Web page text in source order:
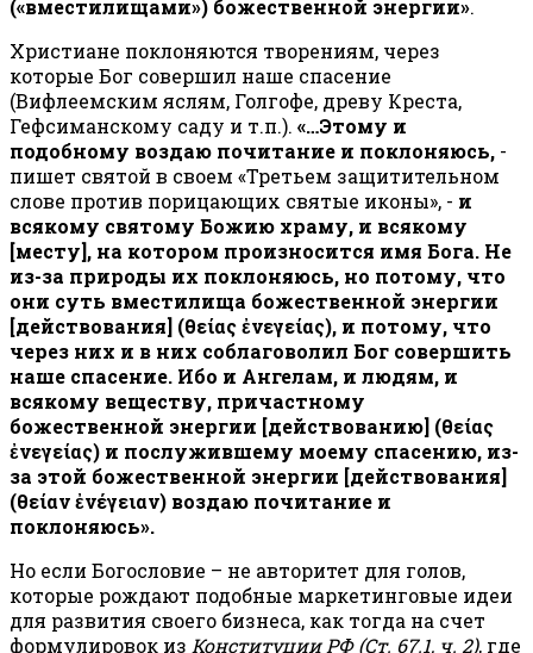
(«вместилищами») божественной энергии».
Христиане поклоняются творениям, через
которые Бог совершил наше спасение
(Вифлеемским яслям, Голгофе, древу Креста,
Гефсиманскому саду и т.п.). «…Этому и
подобному воздаю почитание и поклоняюсь, -
пишет святой в своем «Третьем защитительном
слове против порицающих святые иконы», - и
всякому святому Божию храму, и всякому
[месту], на котором произносится имя Бога. Не
из-за природы их поклоняюсь, но потому, что
они суть вместилища божественной энергии
[действования] (θείας ἐνεγείας), и потому, что
через них и в них соблаговолил Бог совершить
наше спасение. Ибо и Ангелам, и людям, и
всякому веществу, причастному
божественной энергии [действованию] (θείας
ἐνεγείας) и послужившему моему спасению, из-
за этой божественной энергии [действования]
(θείαν ἐνέγειαν) воздаю почитание и
поклоняюсь».
Но если Богословие – не авторитет для голов,
которые рождают подобные маркетинговые идеи
для развития своего бизнеса, как тогда на счет
формулировок из Конституции РФ (Ст. 67.1, ч. 2), где